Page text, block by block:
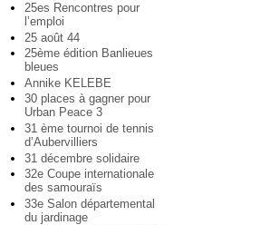
25es Rencontres pour
l’emploi
25 août 44
25ème édition Banlieues
bleues
Annike KELEBE
30 places à gagner pour
Urban Peace 3
31 ème tournoi de tennis
d’Aubervilliers
31 décembre solidaire
32e Coupe internationale
des samouraïs
33e Salon départemental
du jardinage